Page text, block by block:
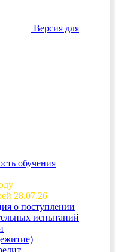
Версия для
обучения
28.07.26
о поступлении
испытаний